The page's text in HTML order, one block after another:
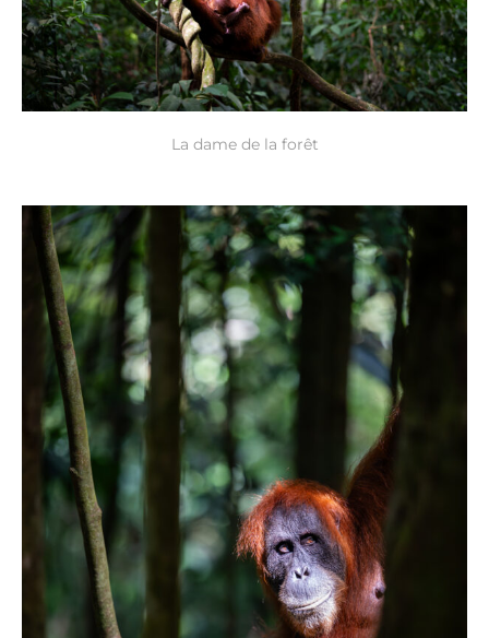
La dame de la forêt